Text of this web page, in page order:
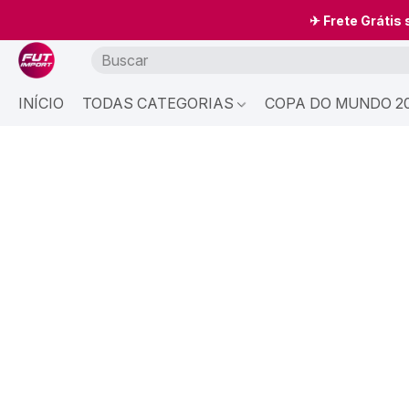
✈ Frete Grátis
INÍCIO TODAS CATEGORIAS COPA DO MUNDO